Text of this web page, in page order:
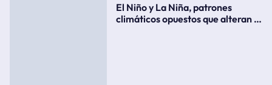
El Niño y La Niña, patrones
climáticos opuestos que alteran la